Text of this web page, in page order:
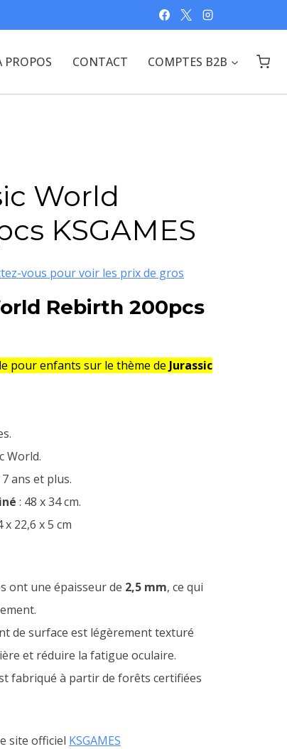
PROPOS CONTACT COMPTES B2B
World
KSGAMES
vous pour voir les prix de gros
Rebirth 200pcs
pour enfants sur le thème de Jurassic
World.
ans et plus.
: 48 x 34 cm.
x 22,6 x 5 cm
ont une épaisseur de 2,5 mm, ce qui
de surface est légèrement texturé
et réduire la fatigue oculaire.
fabriqué à partir de forêts certifiées
site officiel KSGAMES